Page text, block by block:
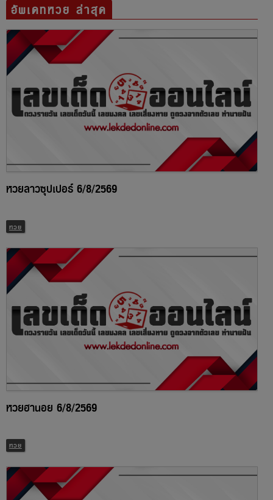
อัพเดทหวย ล่าสุด
หวยลาวซุปเปอร์ 6/8/2569
หวย
หวยฮานอย 6/8/2569
หวย